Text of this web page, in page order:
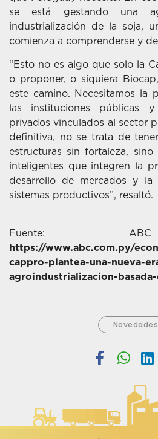
se está gestando una
industrialización de la soja,
comienza a comprenderse y
“Esto no es algo que solo la
o proponer, o siquiera
este camino. Necesitamos la
las instituciones públicas
privados vinculados al sector
definitiva, no se trata de
estructuras sin fortaleza, sino
inteligentes que integren la
desarrollo de mercados y la
sistemas productivos”, resaltó.
Fuente:
https://www.abc.com.py/
cappro-plantea-una-nueva-
agroindustrializacion-
Novedades